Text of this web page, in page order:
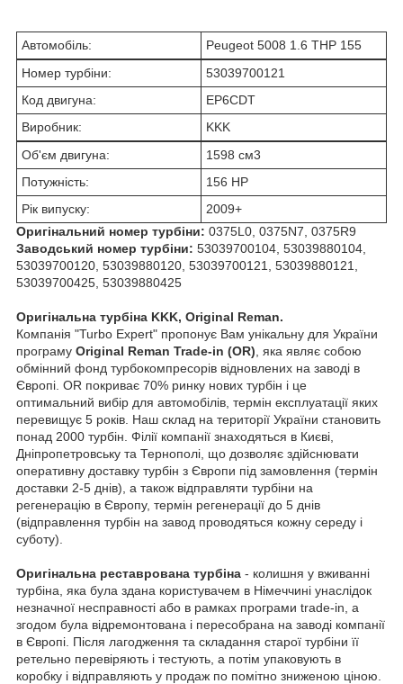
Автомобіль:
Peugeot 5008 1.6 THP 155
Номер турбіни:
53039700121
Код двигуна:
EP6CDT
Виробник:
KKK
Об'єм двигуна:
1598 см3
Потужність:
156 HP
Рік випуску:
2009+
Оригінальний номер турбіни: 0375L0, 0375N7, 0375R9
Заводський номер турбіни: 53039700104, 53039880104,
53039700120, 53039880120, 53039700121, 53039880121,
53039700425, 53039880425
Оригінальна турбіна KKK, Original Reman.
Компанія "Turbo Expert" пропонує Вам унікальну для України
програму Original Reman Trade-in (OR) , яка являє собою
обмінний фонд турбокомпресорів відновлених на заводі в
Європі. OR покриває 70% ринку нових турбін і це
оптимальний вибір для автомобілів, термін експлуатації яких
перевищує 5 років. Наш склад на території України становить
понад 2000 турбін. Філії компанії знаходяться в Києві,
Дніпропетровську та Тернополі, що дозволяє здійснювати
оперативну доставку турбін з Європи під замовлення (термін
доставки 2-5 днів), а також відправляти турбіни на
регенерацію в Європу, термін регенерації до 5 днів
(відправлення турбін на завод проводяться кожну середу і
суботу).
Оригінальна реставрована турбіна - колишня у вживанні
турбіна, яка була здана користувачем в Німеччині унаслідок
незначної несправності або в рамках програми trade-in, а
згодом була відремонтована і пересобрана на заводі компанії
в Європі. Після лагодження та складання старої турбіни її
ретельно перевіряють і тестують, а потім упаковують в
коробку і відправляють у продаж по помітно зниженою ціною.